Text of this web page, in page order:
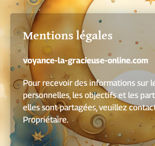
Mentions légales
voyance-la-gracieuse-online.com
Pour recevoir des informations sur
personnelles, les objectifs et les
elles sont partagées, veuillez
Propriétaire.